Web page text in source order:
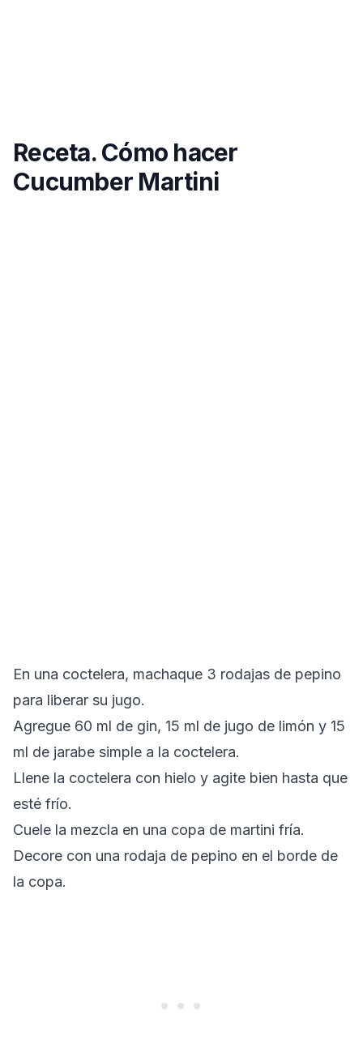
Receta. Cómo hacer
Cucumber Martini
En una coctelera, machaque 3 rodajas de pepino
para liberar su jugo.
Agregue 60 ml de gin, 15 ml de jugo de limón y 15
ml de jarabe simple a la coctelera.
Llene la coctelera con hielo y agite bien hasta que
esté frío.
Cuele la mezcla en una copa de martini fría.
Decore con una rodaja de pepino en el borde de
la copa.